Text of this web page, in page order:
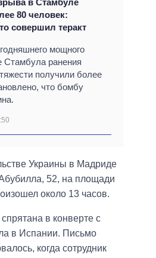
в Стамбуле
80 человек:
совершил теракт
мощного
Стамбула ранения
получили более
что бомбу
Украины в Мадриде
52, на площади
около 13 часов.
в конверте с
в Испании. Письмо
когда сотрудник